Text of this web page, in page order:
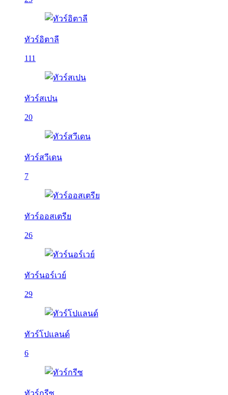
ทัวร์อิตาลี
111
ทัวร์สเปน
20
ทัวร์สวีเดน
7
ทัวร์ออสเตรีย
26
ทัวร์นอร์เวย์
29
ทัวร์โปแลนด์
6
ทัวร์กรีซ